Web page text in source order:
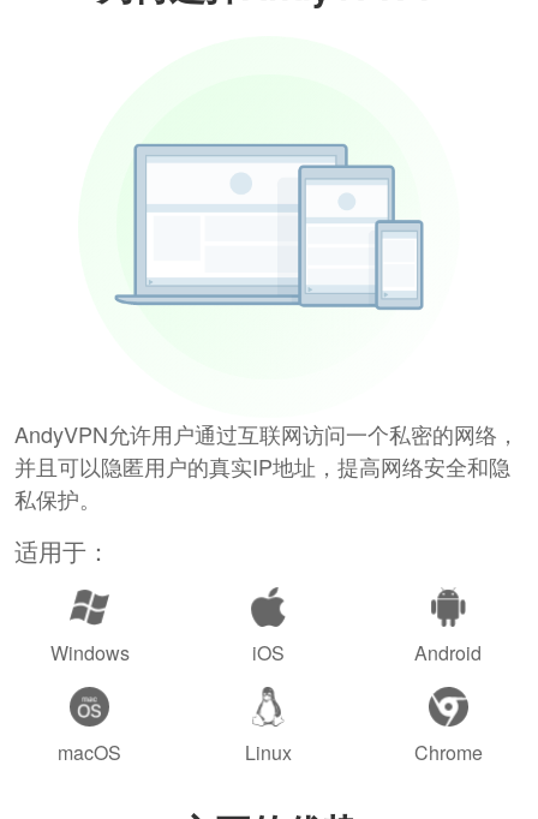
AndyVPN允许用户通过互联网访问一个私密的网络，
并且可以隐匿用户的真实IP地址，提高网络安全和隐
私保护。
适用于：
Windows iOS Android
macOS Linux Chrome